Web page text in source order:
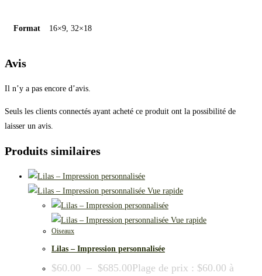
Format 16×9, 32×18
Avis
Il n’y a pas encore d’avis.
Seuls les clients connectés ayant acheté ce produit ont la possibilité de
laisser un avis.
Produits similaires
Vue rapide
Vue rapide
Oiseaux
Lilas – Impression personnalisée
$60.00 – $685.00Plage de prix : $60.00 à